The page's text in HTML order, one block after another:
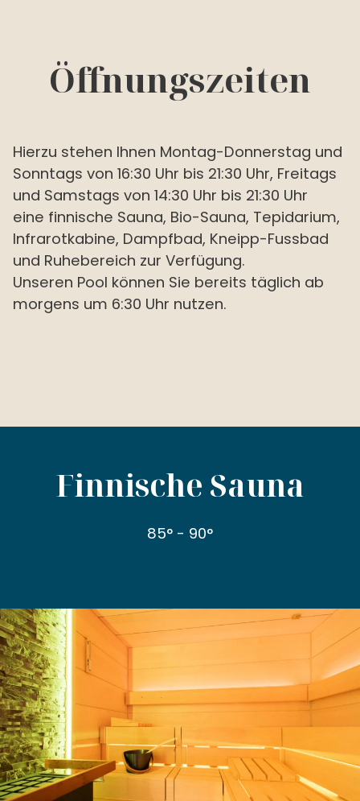
Öffnungszeiten
Hierzu stehen Ihnen Montag-Donnerstag und
Sonntags von 16:30 Uhr bis 21:30 Uhr, Freitags
und Samstags von 14:30 Uhr bis 21:30 Uhr
eine finnische Sauna, Bio-Sauna, Tepidarium,
Infrarotkabine, Dampfbad, Kneipp-Fussbad
und Ruhebereich zur Verfügung.
Unseren Pool können Sie bereits täglich ab
morgens um 6:30 Uhr nutzen.
Finnische Sauna
85° - 90°